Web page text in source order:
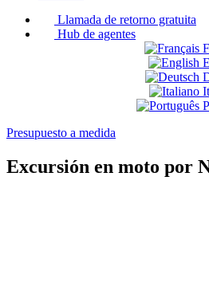
Llamada de retorno gratuita
Hub de agentes
Presupuesto a medida
Excursión en moto por